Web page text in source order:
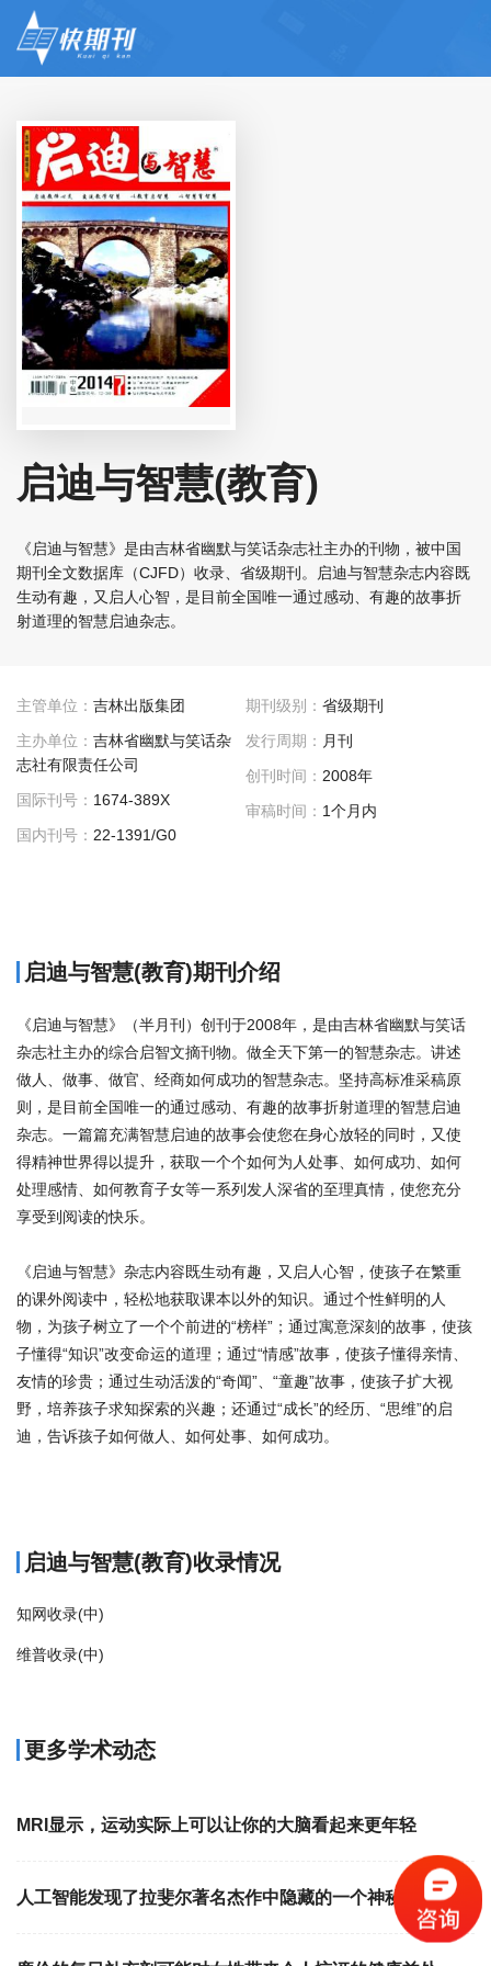
启迪与智慧(教育)
《启迪与智慧》是由吉林省幽默与笑话杂志社主办的刊物，被中国
期刊全文数据库（CJFD）收录、省级期刊。启迪与智慧杂志内容既
生动有趣，又启人心智，是目前全国唯一通过感动、有趣的故事折
射道理的智慧启迪杂志。
主管单位： 吉林出版集团
主办单位： 吉林省幽默与笑话杂
志社有限责任公司
国际刊号： 1674-389X
国内刊号： 22-1391/G0
期刊级别： 省级期刊
发行周期： 月刊
创刊时间： 2008年
审稿时间： 1个月内
启迪与智慧(教育)期刊介绍
《启迪与智慧》（半月刊）创刊于2008年，是由吉林省幽默与笑话
杂志社主办的综合启智文摘刊物。做全天下第一的智慧杂志。讲述
做人、做事、做官、经商如何成功的智慧杂志。坚持高标准采稿原
则，是目前全国唯一的通过感动、有趣的故事折射道理的智慧启迪
杂志。一篇篇充满智慧启迪的故事会使您在身心放轻的同时，又使
得精神世界得以提升，获取一个个如何为人处事、如何成功、如何
处理感情、如何教育子女等一系列发人深省的至理真情，使您充分
享受到阅读的快乐。
《启迪与智慧》杂志内容既生动有趣，又启人心智，使孩子在繁重
的课外阅读中，轻松地获取课本以外的知识。通过个性鲜明的人
物，为孩子树立了一个个前进的“榜样”；通过寓意深刻的故事，使孩
子懂得“知识”改变命运的道理；通过“情感”故事，使孩子懂得亲情、
友情的珍贵；通过生动活泼的“奇闻”、“童趣”故事，使孩子扩大视
野，培养孩子求知探索的兴趣；还通过“成长”的经历、“思维”的启
迪，告诉孩子如何做人、如何处事、如何成功。
启迪与智慧(教育)收录情况
知网收录(中)
维普收录(中)
更多学术动态
MRI显示，运动实际上可以让你的大脑看起来更年轻
人工智能发现了拉斐尔著名杰作中隐藏的一个神秘细节